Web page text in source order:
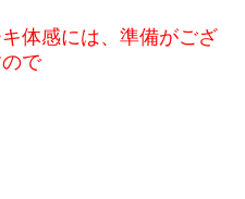
体感には、準備がござ
で